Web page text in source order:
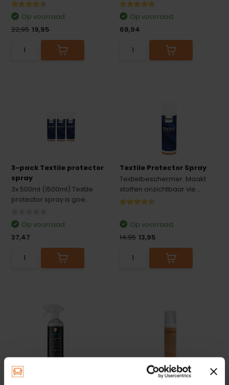
Op voorraad
22,95 19,95
Op voorraad
68,94
3-pack Textile protector
spray
3x 500ml (1500ml) Textile
protector spray is goe...
Op voorraad
37,47
Textile Protector Spray
Textielbeschermer. Maakt
stoffen onzichtbaar vle...
Op voorraad
14,95 13,95
James Vezelbeschermer
Puratex